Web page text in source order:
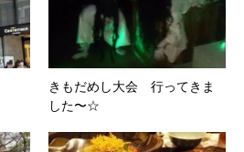
きもだめし大会 行ってきま
した〜☆